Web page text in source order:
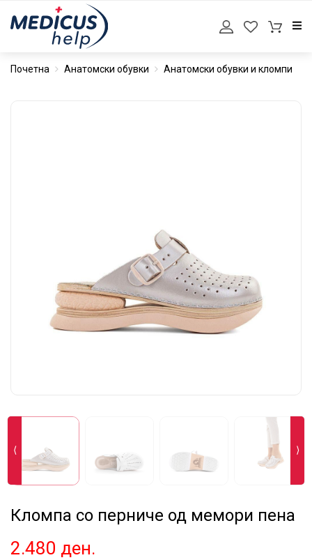
Почетна Анатомски обувки Анатомски обувки и кломпи
⟨ ⟩
Кломпa со перниче од мемори пена
2.480 ден.